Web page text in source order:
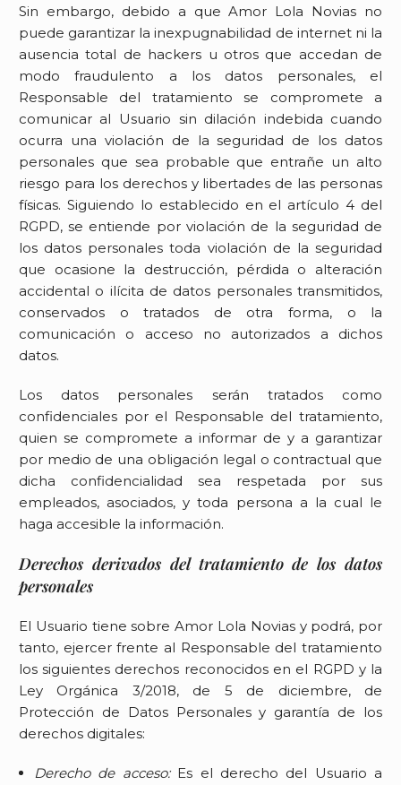
Sin embargo, debido a queAmor Lola Novias no
puede garantizar la inexpugnabilidad de internet ni la
ausencia total de hackers u otros que accedan de
modo fraudulento a los datos personales, el
Responsable del tratamiento se compromete a
comunicar al Usuario sin dilación indebida cuando
ocurra una violación de la seguridad de los datos
personales que sea probable que entrañe un alto
riesgo para los derechos y libertades de las personas
físicas. Siguiendo lo establecido en el artículo 4 del
RGPD, se entiende por violación de la seguridad de
los datos personales toda violación de la seguridad
que ocasione la destrucción, pérdida o alteración
accidental o ilícita de datos personales transmitidos,
conservados o tratados de otra forma, o la
comunicación o acceso no autorizados a dichos
datos.
Los datos personales serán tratados como
confidenciales por el Responsable del tratamiento,
quien se compromete a informar de y a garantizar
por medio de una obligación legal o contractual que
dicha confidencialidad sea respetada por sus
empleados, asociados, y toda persona a la cual le
haga accesible la información.
Derechos derivados del tratamiento de los datos
personales
El Usuario tiene sobreAmor Lola Noviasy podrá, por
tanto, ejercer frente al Responsable del tratamiento
los siguientes derechos reconocidos en el RGPD y la
Ley Orgánica 3/2018, de 5 de diciembre, de
Protección de Datos Personales y garantía de los
derechos digitales:
Derecho de acceso:Es el derecho del Usuario a